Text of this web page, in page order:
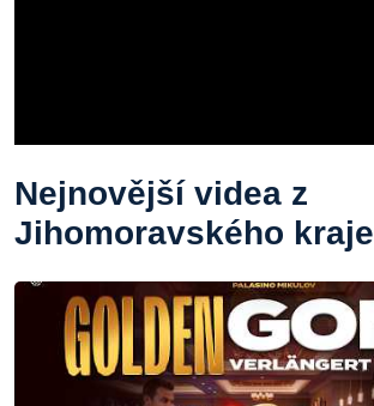
Nejnovější videa z
Jihomoravského kraje